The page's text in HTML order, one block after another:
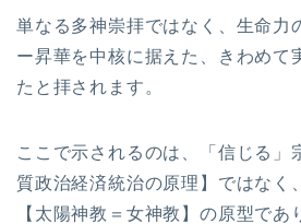
単なる多神崇拝ではなく、生命力
ー昇華を中核に据えた、きわめて
たと拝されます。
ここで示されるのは、「信じる
質政治経済統治の原理】ではなく
【太陽神教＝女神教】の原型であ